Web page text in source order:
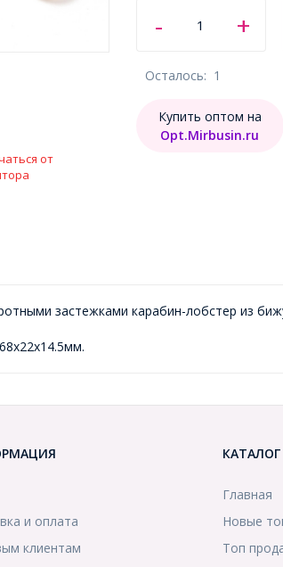
от
Осталось: 1
Купить оптом на
Opt.Mirbusin.ru
застежками карабин-лобстер из
и оплата
клиентам
КАТАЛОГ
Главная
Новые
Топ